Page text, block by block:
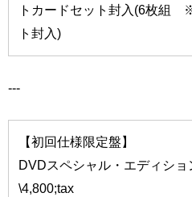
トカードセット封入(6枚組
ト封入)
---
【初回仕様限定盤】
DVDスペシャル・エディシ
\4,800;tax